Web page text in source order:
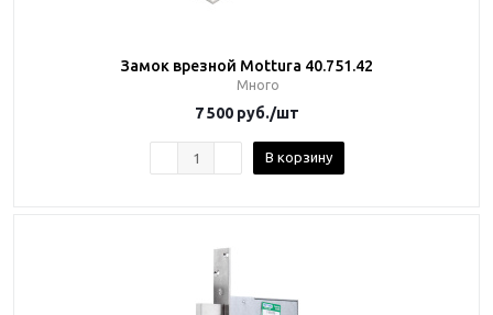
Замок врезной Mottura 40.751.42
Много
7 500 руб./шт
В корзину